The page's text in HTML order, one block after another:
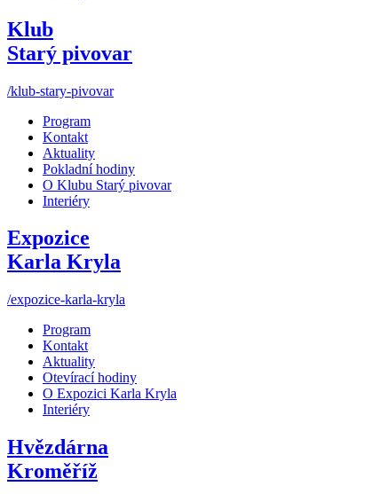
Klub
Starý pivovar
/klub-stary-pivovar
Program
Kontakt
Aktuality
Pokladní hodiny
O Klubu Starý pivovar
Interiéry
Expozice
Karla Kryla
/expozice-karla-kryla
Program
Kontakt
Aktuality
Otevírací hodiny
O Expozici Karla Kryla
Interiéry
Hvězdárna
Kroměříž